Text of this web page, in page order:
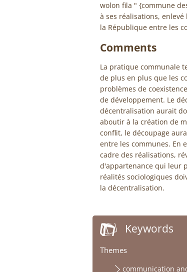
wolon fila " {commune
à ses réalisations,
la République entre les
Comments
La pratique communale
de plus en plus que les
problèmes de
de développement. Le
décentralisation aurait
aboutir à la création de
conflit, le découpage
entre les communes. En
cadre des réalisations,
d'appartenance qui leur
réalités sociologiques
la décentralisation.
Keywords
Themes
communication